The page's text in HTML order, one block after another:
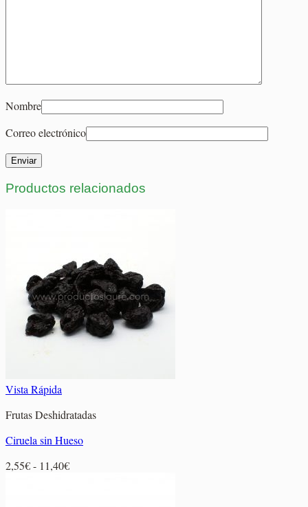
Nombre
Correo electrónico
Productos relacionados
Vista Rápida
Frutas Deshidratadas
Ciruela sin Hueso
2,55€- 11,40€Rango